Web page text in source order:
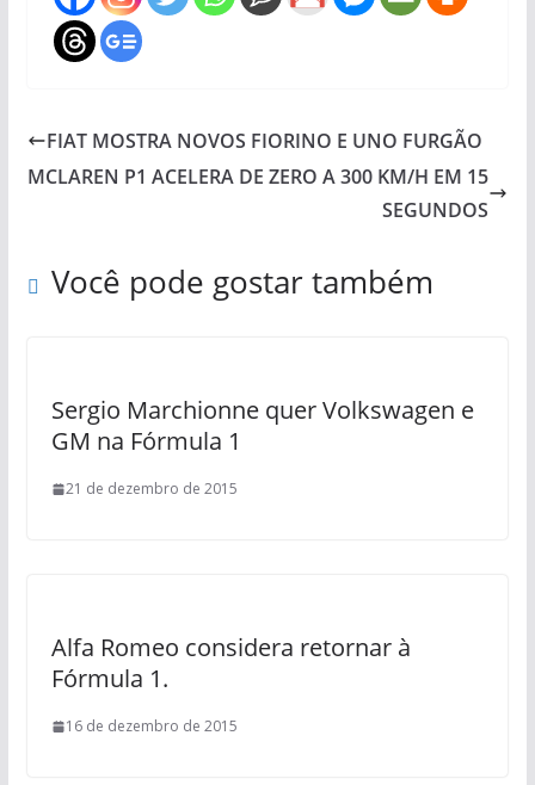
FIAT MOSTRA NOVOS FIORINO E UNO FURGÃO
MCLAREN P1 ACELERA DE ZERO A 300 KM/H EM 15
SEGUNDOS
Você pode gostar também
Sergio Marchionne quer Volkswagen e
GM na Fórmula 1
21 de dezembro de 2015
Alfa Romeo considera retornar à
Fórmula 1.
16 de dezembro de 2015